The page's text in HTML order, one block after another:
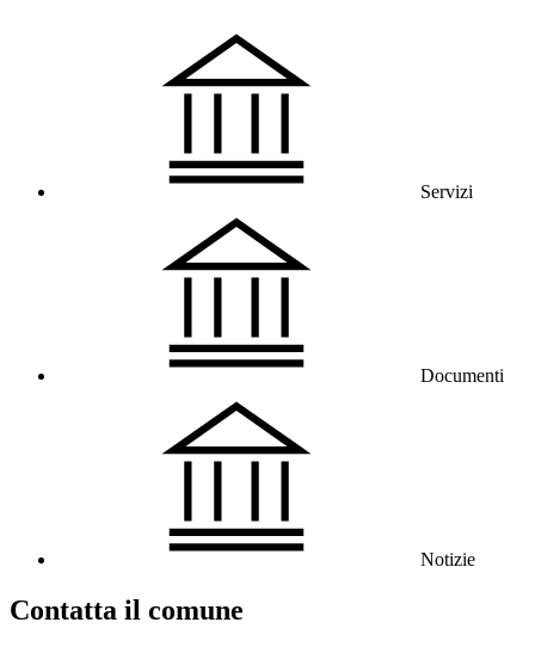
Servizi
Documenti
Notizie
Contatta il comune